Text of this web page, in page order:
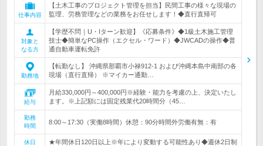
仕事内容
【土木工事のプロジェクト管理を担当】民間工事の様々な現場の
監理、労務管理などの業務をお任せします！◆直行直帰可
対象と
なる方
【学歴不問｜U・Iターン歓迎】《応募条件》◆1級土木施工管理
技士◆簡単なPC操作（エクセル・ワード）◆JWCADの操作◆普
通自動車運転免許
勤務地
【転勤なし】 沖縄県那覇市小禄912-1 および沖縄本島中南部の各
現場（直行直帰） ※マイカー通勤…
給与
月給330,000円～400,000円※経験・能力を考慮の上、決定いたし
ます。※上記額には固定残業代20時間分（45…
勤務
時間
8:00～17:30（実働8時間）休憩：90分時間外労働有無：有
休日
★年間休日120日以上※年により変動する可能性あり◆週休2日制